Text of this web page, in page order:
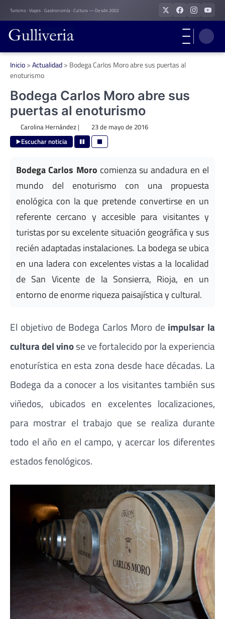
Skip
to
content
Turismo · Viajes · Gastronomía · Cultura — Desde 2002
Inicio>Actualidad> Bodega Carlos Moro abre sus puertas al
enoturismo
Bodega Carlos Moro abre sus
puertas al enoturismo
Carolina Hernández| 23 de mayo de 2016
Escuchar noticia
Bodega Carlos Moro comienza su andadura en el
mundo del enoturismo con una propuesta
enológica con la que pretende convertirse en un
referente cercano y accesible para visitantes y
turistas por su excelente situación geográfica y sus
recién adaptadas instalaciones. La bodega se ubica
en una ladera con excelentes vistas a la localidad
de San Vicente de la Sonsierra, Rioja, en un
entorno de enorme riqueza paisajística y cultural.
El objetivo de Bodega Carlos Moro de impulsar la
cultura del vinose ve fortalecido por la experiencia
enoturística en esta zona desde hace décadas. La
Bodega da a conocer a los visitantes también sus
viñedos, ubicados en excelentes localizaciones,
para mostrar el trabajo que se realiza durante
todo el año en el campo, y acercar los diferentes
estados fenológicos.